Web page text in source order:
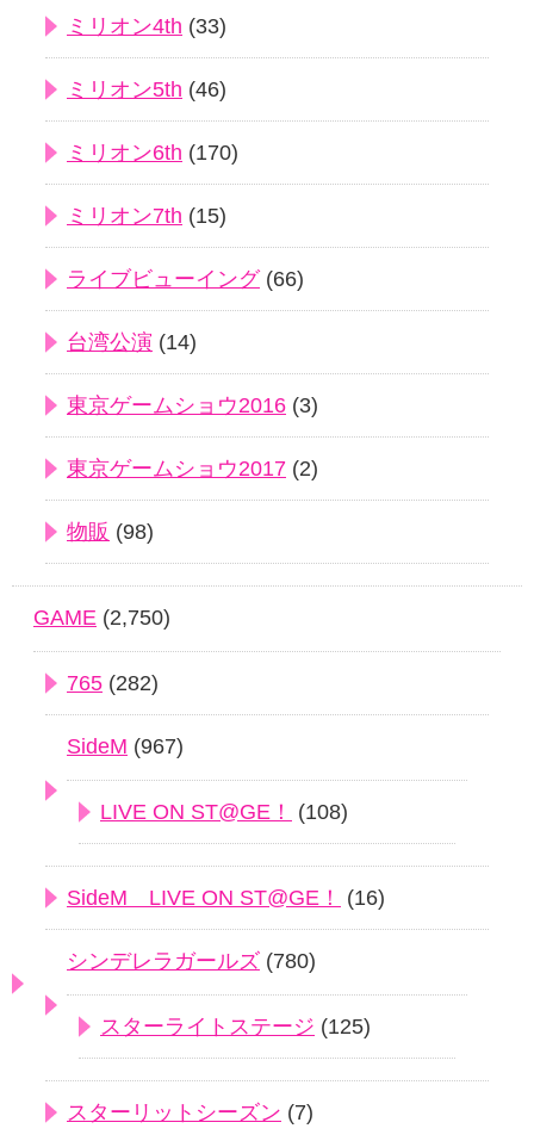
ミリオン4th (33)
ミリオン5th (46)
ミリオン6th (170)
ミリオン7th (15)
ライブビューイング(66)
台湾公演 (14)
東京ゲームショウ2016 (3)
東京ゲームショウ2017 (2)
物販 (98)
GAME (2,750)
765 (282)
SideM (967)
LIVE ON ST@GE！ (108)
SideM LIVE ON ST@GE！ (16)
シンデレラガールズ (780)
スターライトステージ (125)
スターリットシーズン (7)